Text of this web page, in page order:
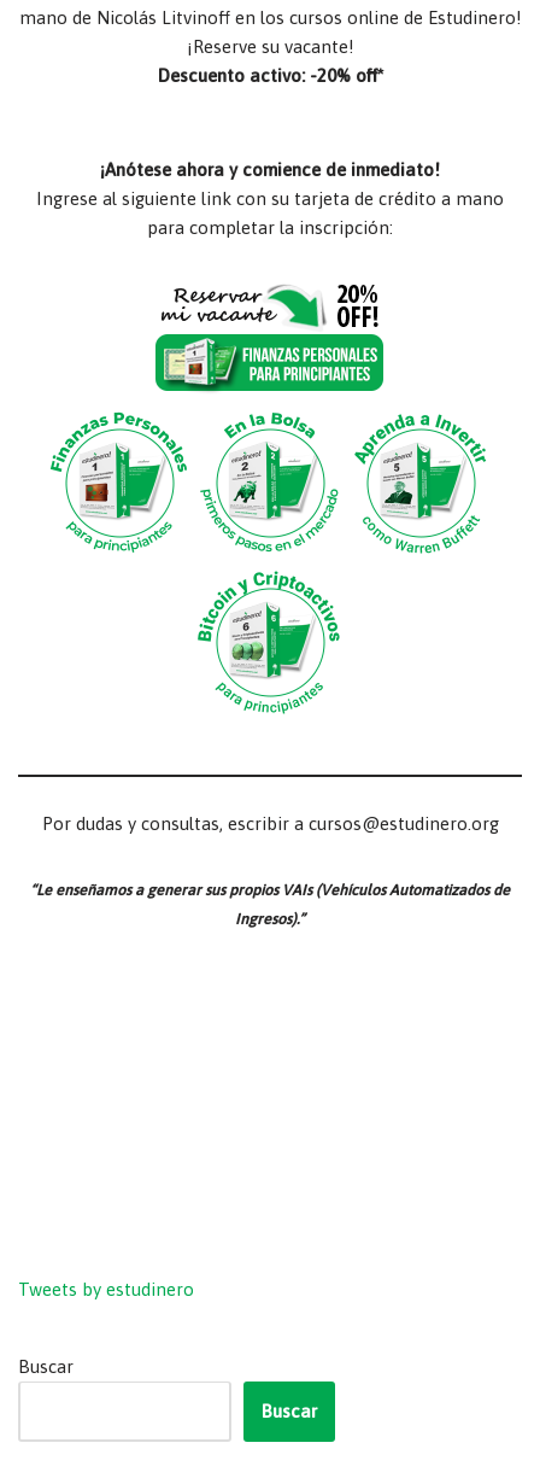
mano de Nicolás Litvinoff en los cursos online de Estudinero!
¡Reserve su vacante!
Descuento activo: -20% off*
¡Anótese ahora y comience de inmediato!
Ingrese al siguiente link con su tarjeta de crédito a mano
para completar la inscripción:
Por dudas y consultas, escribir a cursos@estudinero.org
“Le enseñamos a generar sus propios VAIs (Vehículos Automatizados de
Ingresos).”
Tweets by estudinero
Buscar
Buscar